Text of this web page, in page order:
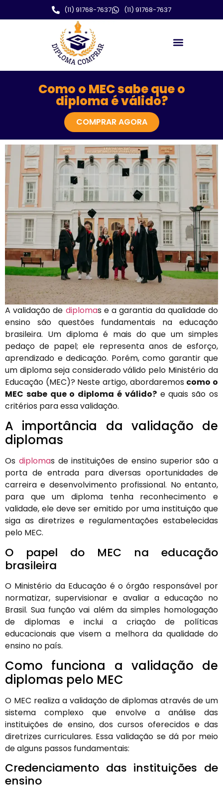
(11) 91768-7637 (11) 91768-7637
Como o MEC sabe que o
diploma é válido?
COMPRAR AGORA
A validação de diplomas e a garantia da qualidade do
ensino são questões fundamentais na educação
brasileira. Um diploma é mais do que um simples
pedaço de papel; ele representa anos de esforço,
aprendizado e dedicação. Porém, como garantir que
um diploma seja considerado válido pelo Ministério da
Educação (MEC)? Neste artigo, abordaremos como o
MEC sabe que o diploma é válido?e quais são os
critérios para essa validação.
A importância da validação de
diplomas
Os diplomas de instituições de ensino superior são a
porta de entrada para diversas oportunidades de
carreira e desenvolvimento profissional. No entanto,
para que um diploma tenha reconhecimento e
validade, ele deve ser emitido por uma instituição que
siga as diretrizes e regulamentações estabelecidas
pelo MEC.
O papel do MEC na educação
brasileira
O Ministério da Educação é o órgão responsável por
normatizar, supervisionar e avaliar a educação no
Brasil. Sua função vai além da simples homologação
de diplomas e inclui a criação de políticas
educacionais que visem a melhora da qualidade do
ensino no país.
Como funciona a validação de
diplomas pelo MEC
O MEC realiza a validação de diplomas através de um
sistema complexo que envolve a análise das
instituições de ensino, dos cursos oferecidos e das
diretrizes curriculares. Essa validação se dá por meio
de alguns passos fundamentais:
Credenciamento das instituições de
ensino